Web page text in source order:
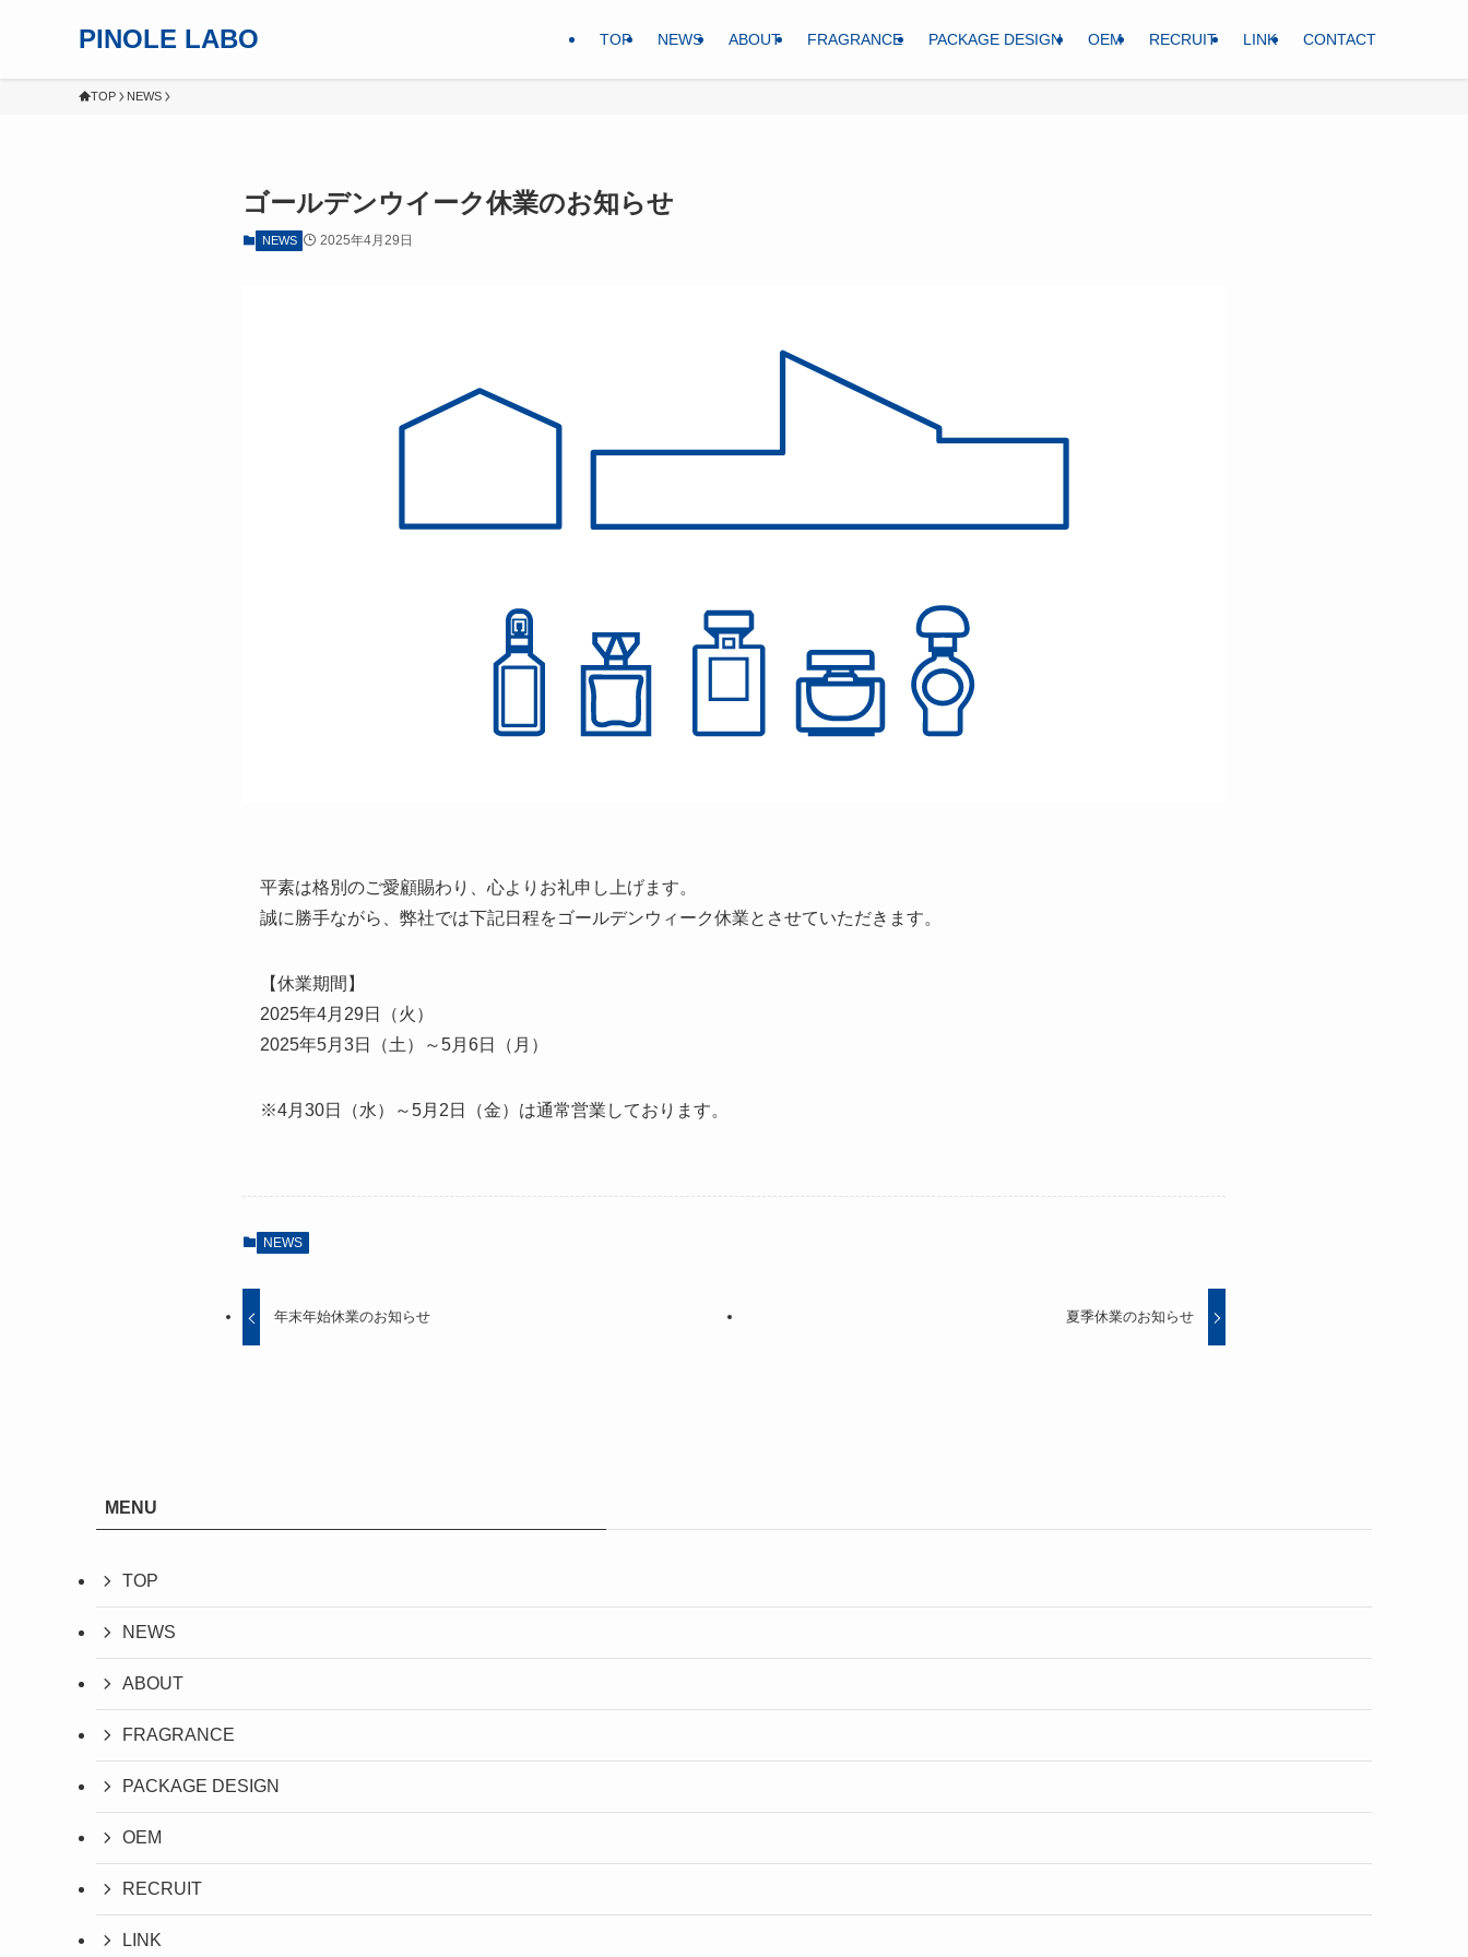
PINOLE LABO TOP NEWS ABOUT FRAGRANCE PACKAGE DESIGN OEM RECRUIT LINK CONTACT
TOP NEWS
ゴールデンウイーク休業のお知らせ
NEWS 2025年4月29日
平素は格別のご愛顧賜わり、心よりお礼申し上げます。
誠に勝手ながら、弊社では下記日程をゴールデンウィーク休業とさせていただきます。
【休業期間】
2025年4月29日（火）
2025年5月3日（土）～5月6日（月）
※4月30日（水）～5月2日（金）は通常営業しております。
NEWS
年末年始休業の​お知らせ 夏季休業のお知らせ
MENU
TOP
NEWS
ABOUT
FRAGRANCE
PACKAGE DESIGN
OEM
RECRUIT
LINK